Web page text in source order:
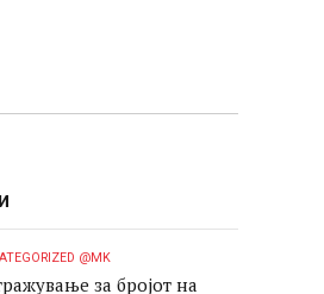
@MK
за бројот на